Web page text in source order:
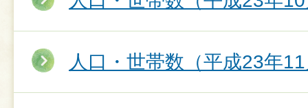
人口・世帯数（平成23年